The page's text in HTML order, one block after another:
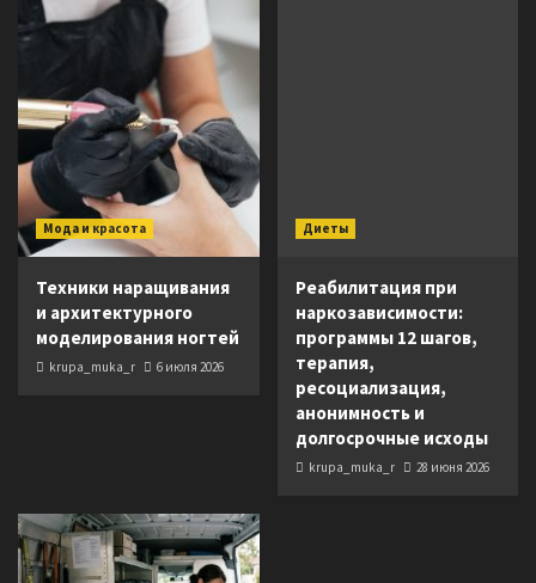
Мода и красота
Техники наращивания
и архитектурного
моделирования ногтей
krupa_muka_r 6 июля 2026
Диеты
Реабилитация при
наркозависимости:
программы 12 шагов,
терапия,
ресоциализация,
анонимность и
долгосрочные исходы
krupa_muka_r 28 июня 2026